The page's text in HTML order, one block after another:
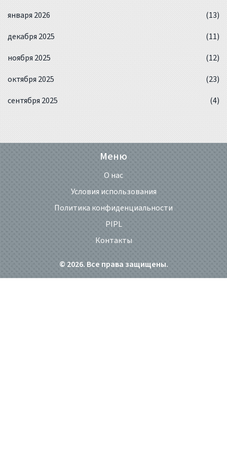
января 2026
(13)
декабря 2025
(11)
ноября 2025
(12)
октября 2025
(23)
сентября 2025
(4)
Меню
О нас
Условия использования
Политика конфиденциальности
PIPL
Контакты
© 2026. Все права защищены.